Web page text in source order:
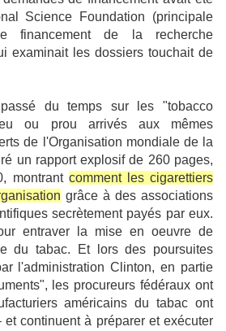
Science
Foundation (principale
financement de la recherche
examinait les dossiers touchait de
du temps sur les "tobacco
ou prou arrivés aux mêmes
de l'Organisation mondiale de la
un rapport explosif de 260 pages,
montrant comment les cigarettiers
grâce à des associations
secrètement payés par eux.
entraver
la mise en oeuvre de
du tabac. Et lors des poursuites
l'administration Clinton, en partie
les procureurs fédéraux ont
américains du tabac ont
et continuent à préparer et exécuter